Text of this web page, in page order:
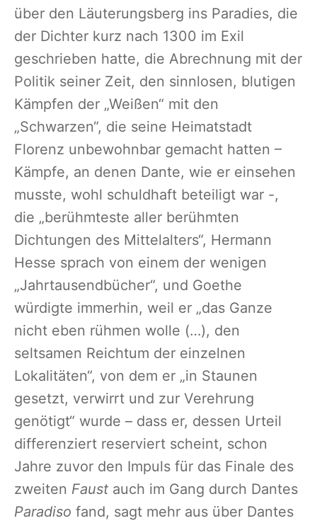
über den Läuterungsberg ins Paradies, die
der Dichter kurz nach 1300 im Exil
geschrieben hatte, die Abrechnung mit der
Politik seiner Zeit, den sinnlosen, blutigen
Kämpfen der „Weißen“ mit den
„Schwarzen“, die seine Heimatstadt
Florenz unbewohnbar gemacht hatten –
Kämpfe, an denen Dante, wie er einsehen
musste, wohl schuldhaft beteiligt war -,
die „berühmteste aller berühmten
Dichtungen des Mittelalters“, Hermann
Hesse sprach von einem der wenigen
„Jahrtausendbücher“, und Goethe
würdigte immerhin, weil er „das Ganze
nicht eben rühmen wolle (…), den
seltsamen Reichtum der einzelnen
Lokalitäten“, von dem er „in Staunen
gesetzt, verwirrt und zur Verehrung
genötigt“ wurde – dass er, dessen Urteil
differenziert reserviert scheint, schon
Jahre zuvor den Impuls für das Finale des
zweiten Faust auch im Gang durch Dantes
Paradiso fand, sagt mehr aus über Dantes